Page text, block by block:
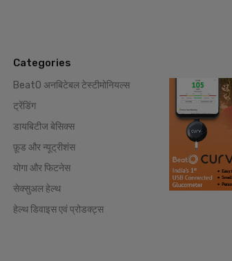
Categories
BeatO अनबिटेबल टेस्टीमोनियल्स
ट्रेंडिंग
डायबिटीज बेसिक्स
फ़ूड और न्यूट्रीशंस
योगा और फिटनेस
सेक्सुअल हेल्थ
हेल्थ डिवाइस एवं प्रोडक्ट्स